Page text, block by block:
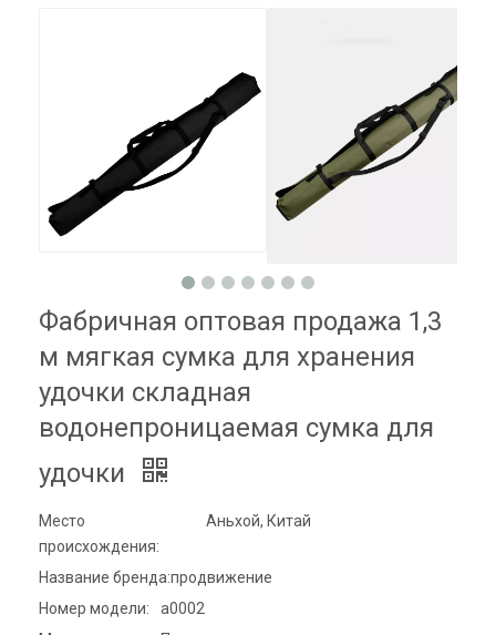
Фабричная оптовая продажа 1,3
м мягкая сумка для хранения
удочки складная
водонепроницаемая сумка для
удочки
Место
происхождения:
Аньхой, Китай
Название бренда:продвижение
Номер модели:
а0002